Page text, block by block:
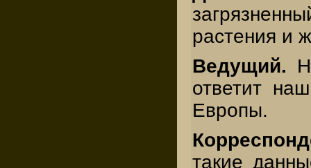
растения и
Ведущий.
ответит
Европы.
такие